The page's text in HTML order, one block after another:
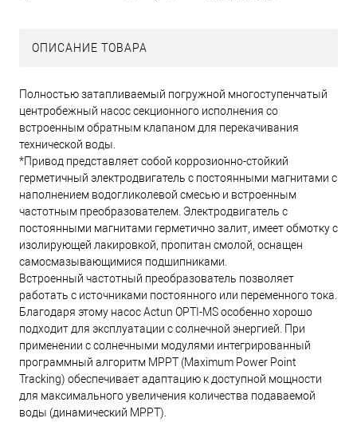
ОПИСАНИЕ ТОВАРА
Полностью затапливаемый погружной многоступенчатый
центробежный насос секционного исполнения со
встроенным обратным клапаном для перекачивания
технической воды.
*Привод представляет собой коррозионно-стойкий
герметичный электродвигатель с постоянными магнитами с
наполнением водогликолевой смесью и встроенным
частотным преобразователем. Электродвигатель с
постоянными магнитами герметично залит, имеет обмотку с
изолирующей лакировкой, пропитан смолой, оснащен
самосмазывающимися подшипниками.
Встроенный частотный преобразователь позволяет
работать с источниками постоянного или переменного тока.
Благодаря этому насос Actun OPTI-MS особенно хорошо
подходит для эксплуатации с солнечной энергией. При
применении с солнечными модулями интегрированный
программный алгоритм MPPT (Maximum Power Point
Tracking) обеспечивает адаптацию к доступной мощности
для максимального увеличения количества подаваемой
воды (динамический MPPT).